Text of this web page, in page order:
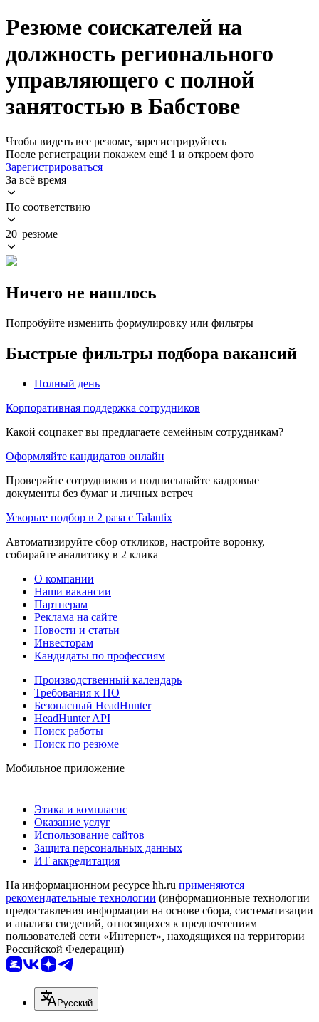
Резюме соискателей на
должность регионального
управляющего с полной
занятостью в Бабстове
Чтобы видеть все резюме, зарегистрируйтесь
После регистрации покажем ещё 1 и откроем фото
Зарегистрироваться
За всё время
По соответствию
20 резюме
Ничего не нашлось
Попробуйте изменить формулировку или фильтры
Быстрые фильтры подбора вакансий
Полный день
Корпоративная поддержка сотрудников
Какой соцпакет вы предлагаете семейным сотрудникам?
Оформляйте кандидатов онлайн
Проверяйте сотрудников и подписывайте кадровые
документы без бумаг и личных встреч
Ускорьте подбор в 2 раза с Talantix
Автоматизируйте сбор откликов, настройте воронку,
собирайте аналитику в 2 клика
О компании
Наши вакансии
Партнерам
Реклама на сайте
Новости и статьи
Инвесторам
Кандидаты по профессиям
Производственный календарь
Требования к ПО
Безопасный HeadHunter
HeadHunter API
Поиск работы
Поиск по резюме
Мобильное приложение
Этика и комплаенс
Оказание услуг
Использование сайтов
Защита персональных данных
ИТ аккредитация
На информационном ресурсе hh.ru применяются
рекомендательные технологии (информационные технологии
предоставления информации на основе сбора, систематизации
и анализа сведений, относящихся к предпочтениям
пользователей сети «Интернет», находящихся на территории
Российской Федерации)
Русский